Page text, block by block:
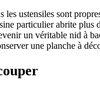
les ustensiles sont
particulier abrite plus
un véritable nid à
une planche à